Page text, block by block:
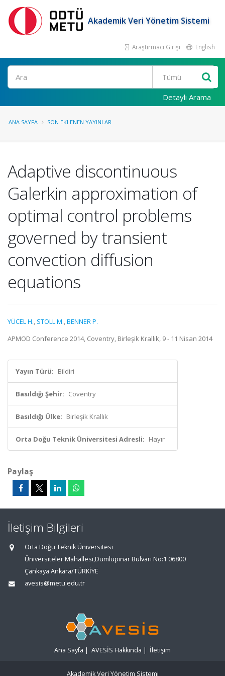
Akademik Veri Yönetim Sistemi
Araştırmacı Girişi English
Ara
Detaylı Arama
ANA SAYFA SON EKLENEN YAYINLAR
Adaptive discontinuous
Galerkin approximation of
optimal control problems
governed by transient
convection diffusion
equations
YÜCEL H., STOLL M.,BENNER P.
APMOD Conference 2014, Coventry, Birleşik Krallık, 9 - 11 Nisan 2014
Yayın Türü: Bildiri
Basıldığı Şehir: Coventry
Basıldığı Ülke: Birleşik Krallık
Orta Doğu Teknik Üniversitesi Adresli: Hayır
Paylaş
İletişim Bilgileri
Orta Doğu Teknik Üniversitesi
Üniversiteler Mahallesi,Dumlupınar Bulvarı No:1 06800
Çankaya Ankara/TÜRKİYE
avesis@metu.edu.tr
Ana Sayfa | AVESİS Hakkında | İletişim
Akademik Veri Yönetim Sistemi